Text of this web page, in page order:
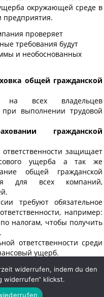
окружающей среде в
предприятия.
проверяет
требования будут
и необоснованных
общей гражданской
на всех владельцев
выполнении трудовой
гражданской
защищает
ущерба а так же
общей гражданской
для всех компаний,
требуют обязательное
например:
налогам, чтобы получить
ответственности среди
ущерб.
как общей
от характера и
widerrufen, indem du den
widerrufen“ klickst.